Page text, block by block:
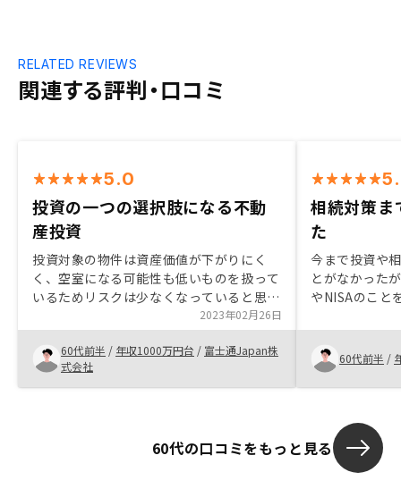
関連する評判・口コミ
RELATED REVIEWS
5.0
投資の一つの選択肢になる不動
産投資
投資対象の物件は資産価値が下がりにく
く、空室になる可能性も低いものを扱って
いるためリスクは少なくなっていると思い
ます。投資の一つの選択肢としてはありと
考えました。 また、手続きは明確でわか
りやすく、全てネット上で確認できること
も良いと思います。購入物件の売却時の価
格シミュレーションが有れば良いと思いま
2023年02月26日
60代前半 / 年収1000万円台 / 富士通Japan株
式会社
相続対策ま
た
今まで投資や
とがなかった
やNISAのこと
なった。まず
いと思い始め
と暦年贈与も
とに気づいた
くなるが、
に購入でき、
もなることが
60代前半 /
60代の口コミをもっと見る